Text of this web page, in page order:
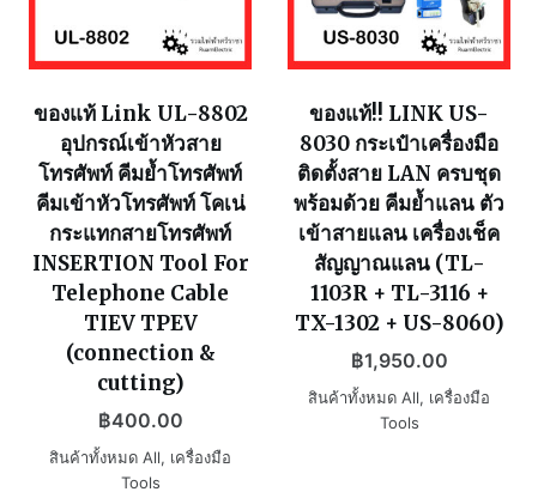
ของแท้ Link UL-8802
อุปกรณ์เข้าหัวสาย
โทรศัพท์ คีมย้ำโทรศัพท์
คีมเข้าหัวโทรศัพท์ โคเน่
กระแทกสายโทรศัพท์
INSERTION Tool For
Telephone Cable
TIEV TPEV
(connection &
cutting)
฿400.00
สินค้าทั้งหมด All, เครื่องมือ
Tools
ของแท้!! LINK US-
8030 กระเป๋าเครื่องมือ
ติดตั้งสาย LAN ครบชุด
พร้อมด้วย คีมย้ำแลน ตัว
เข้าสายแลน เครื่องเช็ค
สัญญาณแลน (TL-
1103R + TL-3116 +
TX-1302 + US-8060)
฿1,950.00
สินค้าทั้งหมด All, เครื่องมือ
Tools